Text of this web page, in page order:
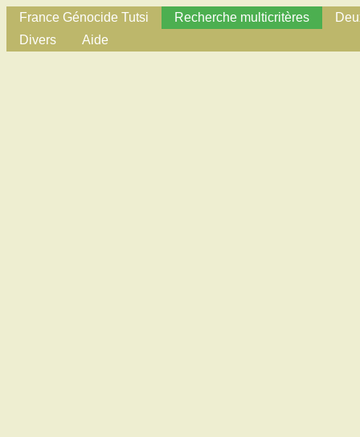
France Génocide Tutsi Recherche multicritères
Divers
Aide